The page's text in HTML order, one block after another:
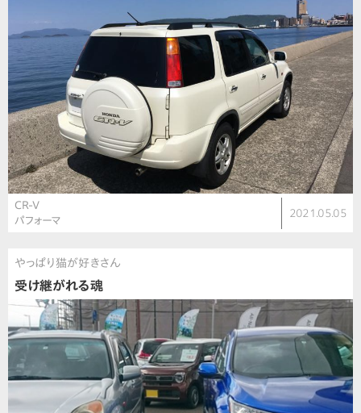
CR-V
パフォーマ
2021.05.05
やっぱり猫が好きさん
受け継がれる魂